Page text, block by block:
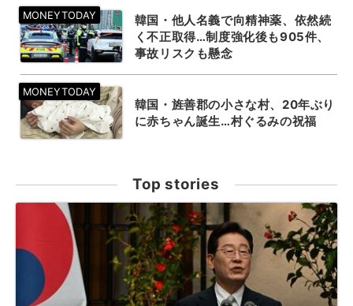
韓国・他人名義で向精神薬、依然続
く不正取得…制度強化後も905件、
事故リスクも懸念
韓国・旌善郡の小さな村、20年ぶり
に赤ちゃん誕生…村ぐるみの祝福
Top stories